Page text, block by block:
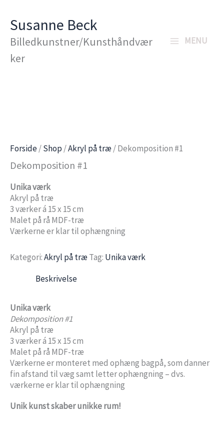
indholdet
Susanne Beck
Billedkunstner/Kunsthåndvær
ker
MENU
Forside/Shop /Akryl på træ / Dekomposition #1
Dekomposition #1
Unika værk
Akryl på træ
3 værker á 15 x 15 cm
Malet på rå MDF-træ
Værkerne er klar til ophængning
Kategori:Akryl på træ Tag: Unika værk
Beskrivelse
Unika værk
Dekomposition #1
Akryl på træ
3 værker á 15 x 15 cm
Malet på rå MDF-træ
Værkerne er monteret med ophæng bagpå, som danner
fin afstand til væg samt letter ophængning – dvs.
værkerne er klar til ophængning
Unik kunst skaber unikkerum!